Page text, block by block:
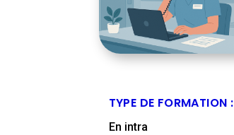
TYPE DE FORMATION :
En intra